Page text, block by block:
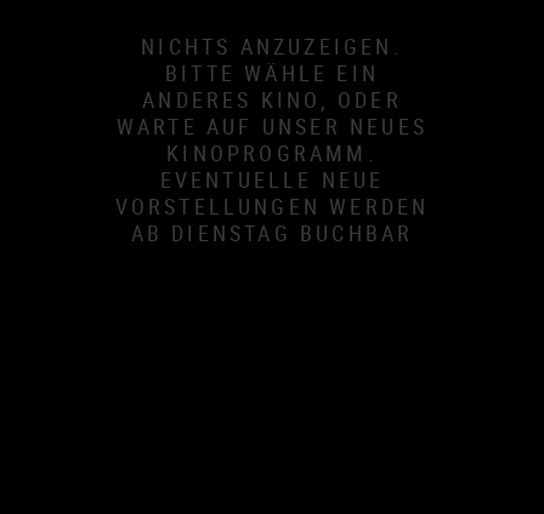
NICHTS ANZUZEIGEN.
BITTE WÄHLE EIN
ANDERES KINO, ODER
WARTE AUF UNSER NEUES
KINOPROGRAMM.
EVENTUELLE NEUE
VORSTELLUNGEN WERDEN
AB DIENSTAG BUCHBAR